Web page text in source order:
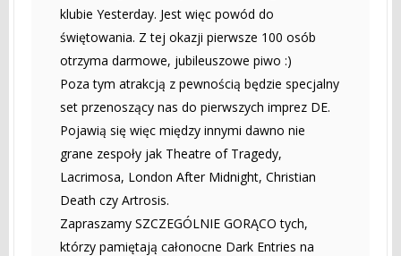
klubie Yesterday. Jest więc powód do
świętowania. Z tej okazji pierwsze 100 osób
otrzyma darmowe, jubileuszowe piwo :)
Poza tym atrakcją z pewnością będzie specjalny
set przenoszący nas do pierwszych imprez DE.
Pojawią się więc między innymi dawno nie
grane zespoły jak Theatre of Tragedy,
Lacrimosa, London After Midnight, Christian
Death czy Artrosis.
Zapraszamy SZCZEGÓLNIE GORĄCO tych,
którzy pamiętają całonocne Dark Entries na